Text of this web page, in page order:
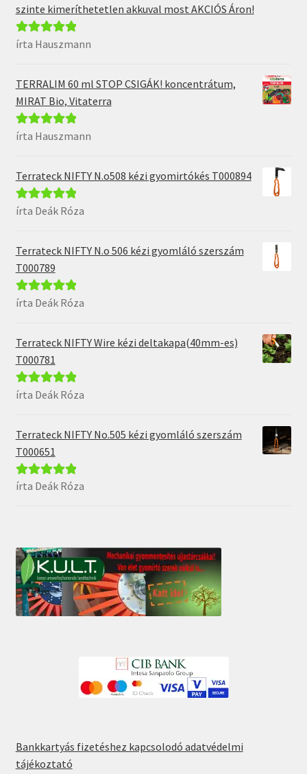
szinte kimeríthetetlen akkuval most AKCIÓS Áron!
Értékelés:5/
írta Hauszmann
TERRALIM 60 ml STOP CSIGÁK! koncentrátum,
MIRAT Bio, Vitaterra
Értékelés:5/
írta Hauszmann
Terrateck NIFTY N.o508 kézi gyomirtókés T000894
Értékelés: 5/
írta Deák Róza
Terrateck NIFTY N.o 506 kézi gyomláló szerszám
T000789
Értékelés: 5/
írta Deák Róza
Terrateck NIFTY Wire kézi deltakapa(40mm-es)
T000781
Értékelés: 5/
írta Deák Róza
Terrateck NIFTY No.505 kézi gyomláló szerszám
T000651
Értékelés: 5/
írta Deák Róza
Bankkartyás fizetéshez kapcsolodó adatvédelmi
tájékoztató